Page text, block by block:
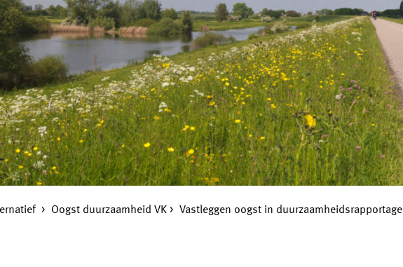
Oogst duurzaamheid VK Vastleggen oogst in duurzaamheidsrapportage